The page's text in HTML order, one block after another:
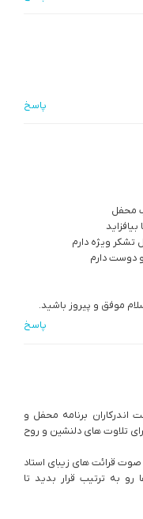
پاسخ
محفل
تشکر ویژه دارم
دوست دارم
موفق و پیروز باشید.
پاسخ
برنامه محفل و
تلاوت های دلنشین و روح
قرائت های زیبای استاد
رو به ترتیب قرار بدید تا